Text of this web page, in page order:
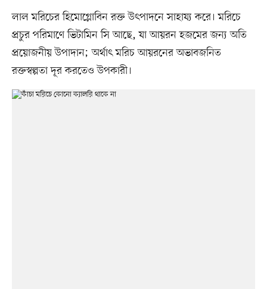
লাল মরিচের হিমোগ্লোবিন রক্ত উৎপাদনে সাহায্য করে। মরিচে
প্রচুর পরিমাণে ভিটামিন সি আছে, যা আয়রন হজমের জন্য অতি
প্রয়োজনীয় উপাদান; অর্থাৎ মরিচ আয়রনের অভাবজনিত
রক্তস্বল্পতা দূর করতেও উপকারী।